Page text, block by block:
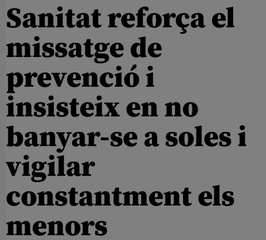
Sanitat reforça el
missatge de
prevenció i
insisteix en no
banyar-se a soles i
vigilar
constantment els
menors